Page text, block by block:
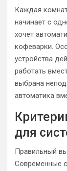
Каждая
начинает с
хочет
кофеварки.
устройства
работать
выбрана
автоматика
для
Правильный
Современные